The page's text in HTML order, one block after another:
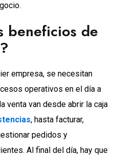
beneficios de
empresa, se necesitan
operativos en el día a
venta van desde abrir la caja
, hasta facturar,
pedidos y
Al final del día, hay que